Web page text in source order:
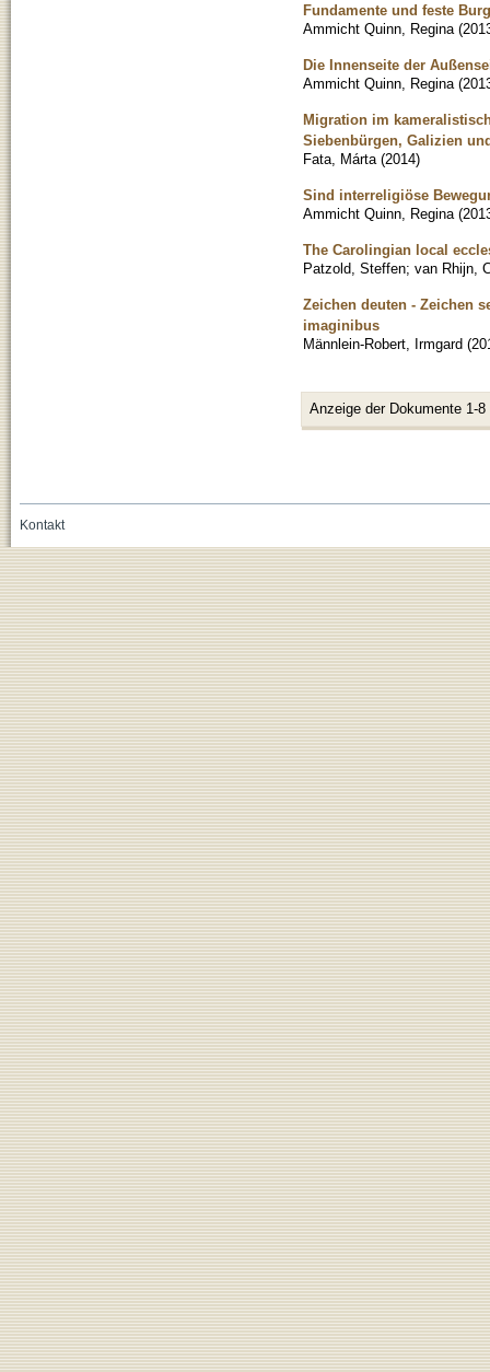
Fundamente und feste
Ammicht Quinn, Regina (
Die Innenseite der
Ammicht Quinn, Regina (
Migration im
Siebenbürgen, Galizien
Fata, Márta (2014)
Sind interreligiöse
Ammicht Quinn, Regina (
The Carolingian local
Patzold, Steffen; van Rhijn,
Zeichen deuten - Zeichen
imaginibus
Männlein-Robert, Irmgard (
Anzeige der Dokumente 1-8
Kontakt